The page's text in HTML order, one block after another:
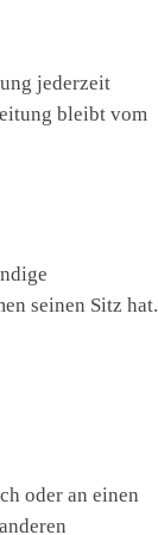
jederzeit
bleibt vom
seinen Sitz hat.
oder an einen